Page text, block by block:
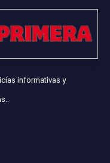
informativas y